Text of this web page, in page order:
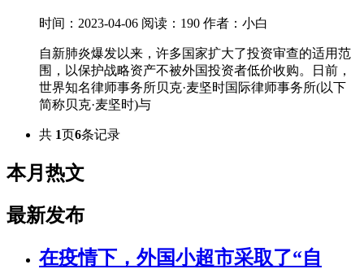
时间：2023-04-06 阅读：190 作者：小白
自新肺炎爆发以来，许多国家扩大了投资审查的适用范
围，以保护战略资产不被外国投资者低价收购。日前，
世界知名律师事务所贝克·麦坚时国际律师事务所(以下
简称贝克·麦坚时)与
共 1页6条记录
本月热文
最新发布
在疫情下，外国小超市采取了“自